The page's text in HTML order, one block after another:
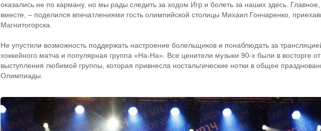
оказались не по карману, но мы рады следить за ходом Игр и болеть за наших здесь. Главное,
вместе, – поделился впечатлениями гость олимпийской столицы Михаил Гончаренко,
Магнитогорска.
Не упустили возможность поддержать настроение болельщиков и понаблюдать за
хоккейного матча и популярная группа «На-На». Все ценители музыки 90-х были в восторге от
выступления любимой группы, которая привнесла ностальгические нотки в общее
Олимпиады.